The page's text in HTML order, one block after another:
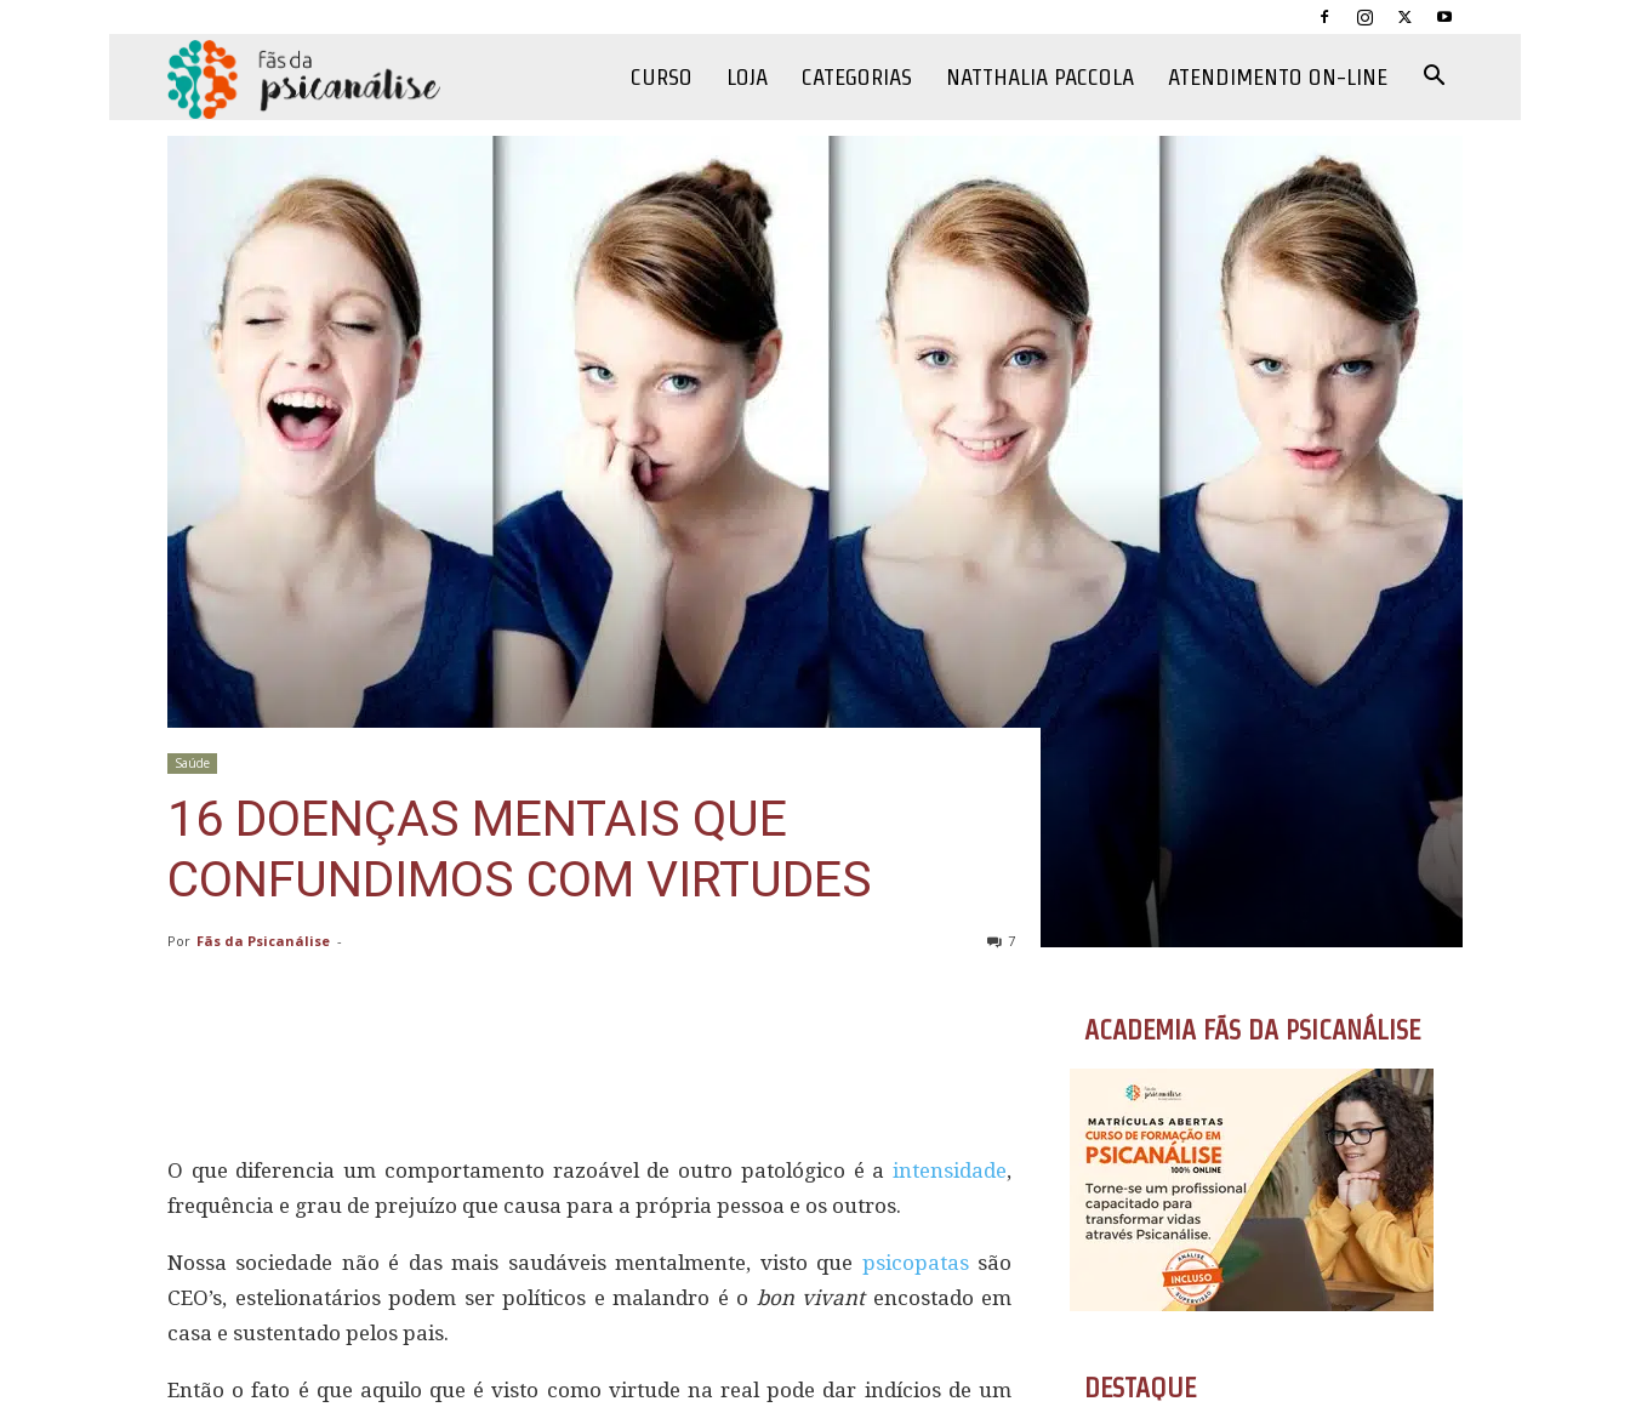
CURSO LOJA CATEGORIAS NATTHALIA PACCOLA ATENDIMENTO ON-LINE
Saúde
16 DOENÇAS MENTAIS QUE
CONFUNDIMOS COM VIRTUDES
Por Fãs da Psicanálise - 7
O que diferencia um comportamento razoável de outro patológico é a intensidade,
frequência e grau de prejuízo que causa para a própria pessoa e os outros.
Nossa sociedade não é das mais saudáveis mentalmente, visto que psicopatassão
CEO’s, estelionatários podem ser políticos e malandro é o bon vivantencostado em
casa e sustentado pelos pais.
Então o fato é que aquilo que é visto como virtude na real pode dar indícios de um
ACADEMIA FÃS DA PSICANÁLISE
DESTAQUE